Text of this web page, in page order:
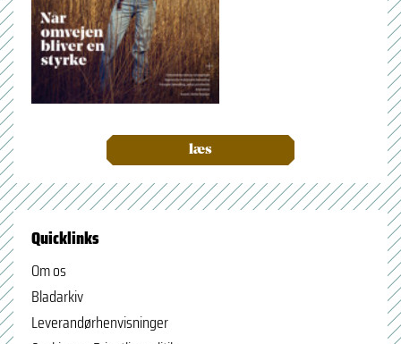
læs
Quicklinks
Om os
Bladarkiv
Leverandørhenvisninger